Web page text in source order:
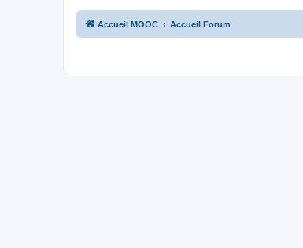
Accueil MOOC Accueil Forum